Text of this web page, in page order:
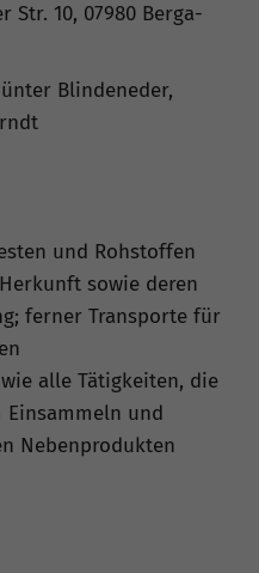
Str. 10, 07980 Berga-
Blindeneder,
und Rohstoffen
sowie deren
ferner Transporte für
alle Tätigkeiten, die
und
Nebenprodukten